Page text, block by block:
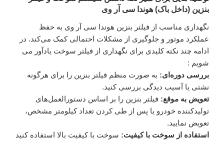
بنزین (داخل باک) هوندا سی آر وی
نگهداری مناسب از فیلتر بنزین هوندا سی آر وی به حفظ
عملکرد موتور و جلوگیری از مشکلات احتمالی کمک می‌کند. در
ادامه چند نکته کلیدی برای نگهداری از فیلتر سوخت یادآور می
شویم :
بررسی دوره‌ای: به صورت منظم فیلتر بنزین را برای هرگونه
نشتی یا آسیب دیدگی بررسی کنید.
تعویض به موقع: فیلتر بنزین را بر اساس دستورالعمل‌های
تولیدکننده خودرو یا پس از طی کردن تعداد کیلومتر مشخص،
تعویض نمایید.
استفاده از سوخت با کیفیت: سوخت با کیفیت بالا استفاده کنید